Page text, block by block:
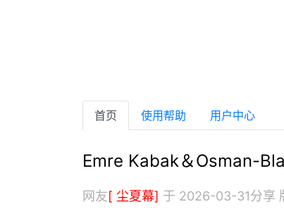
首页 使用帮助 用户中心
Emre Kabak＆Osman-
网友[ 尘夏幕] 于 2026-03-31分享